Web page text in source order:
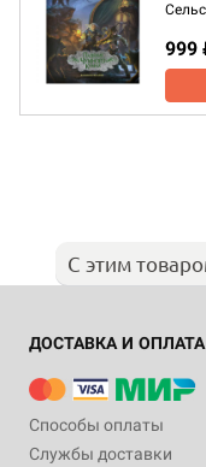
999
С этим
ДОСТАВКА И ОПЛАТА
Способы оплаты
Службы доставки